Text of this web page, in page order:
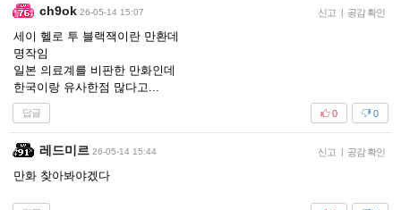
ch9ok 26-05-14 15:07 신고 | 공감 확인
세이 헬로 투 블랙잭이란 만환데
명작임
일본 의료계를 비판한 만화인데
한국이랑 유사한점 많다고...
답글 0
0
레드미르 26-05-14 15:44 신고 | 공감 확인
만화 찾아봐야겠다